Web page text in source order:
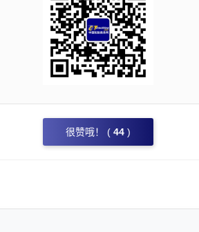
很赞哦！ ( 44 )